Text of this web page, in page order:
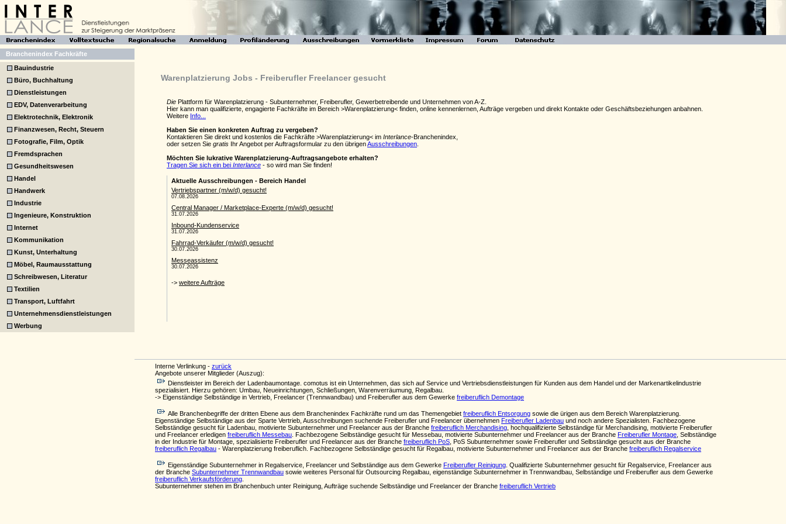
Branchenindex Fachkräfte
Bauindustrie
Büro, Buchhaltung
Dienstleistungen
EDV, Datenverarbeitung
Elektrotechnik, Elektronik
Finanzwesen, Recht, Steuern
Fotografie, Film, Optik
Fremdsprachen
Gesundheitswesen
Handel
Handwerk
Industrie
Ingenieure, Konstruktion
Internet
Kommunikation
Kunst, Unterhaltung
Möbel, Raumausstattung
Schreibwesen, Literatur
Textilien
Transport, Luftfahrt
Unternehmensdienstleistungen
Werbung
Warenplatzierung Jobs - Freiberufler Freelancer gesucht
Die Plattform für Warenplatzierung - Subunternehmer, Freiberufler, Gewerbetreibende und Unternehmen von A-Z.
Hier kann man qualifizierte, engagierte Fachkräfte im Bereich >Warenplatzierung< finden, online kennenlernen, Aufträge vergeben und direkt Kontakte oder Geschäftsbeziehungen anbahnen.
Weitere Info...
Haben Sie einen konkreten Auftrag zu vergeben?
Kontaktieren Sie direkt und kostenlos die Fachkräfte >Warenplatzierung< im Interlance-Branchenindex,
oder setzen Sie gratis Ihr Angebot per Auftragsformular zu den übrigenAusschreibungen
Möchten Sie lukrative Warenplatzierung-Auftragsangebote erhalten?
Tragen Sie sich ein bei Interlance - so wird man Sie finden!
Interne Verlinkung - zurück
Angebote unserer Mitglieder (Auszug):
Dienstleister im Bereich der Ladenbaumontage. comotus ist ein Unternehmen, das sich auf Service und Vertriebsdienstleistungen für Kunden aus dem Handel und der Markenartikelindustrie
spezialisiert. Hierzu gehören: Umbau, Neueinrichtungen, Schließungen, Warenverräumung, Regalbau.
-> Eigenständige Selbständige in Vertrieb, Freelancer (Trennwandbau) und Freiberufler aus dem Gewerke freiberuflich Demontage
Alle Branchenbegriffe der dritten Ebene aus dem Branchenindex Fachkräfte rund um das Themengebiet freiberuflich Entsorgung sowie die ürigen aus dem Bereich Warenplatzierung.
Eigenständige Selbständige aus der Sparte Vertrieb, Ausschreibungen suchende Freiberufler und Freelancer übernehmen Freiberufler Ladenbau und noch andere Spezialisten. Fachbezogene
Selbständige gesucht für Ladenbau, motivierte Subunternehmer und Freelancer aus der Branche freiberuflich Merchandising , hochqualifizierte Selbständige für Merchandising, motivierte Freiberufler
und Freelancer erledigen freiberuflich Messebau . Fachbezogene Selbständige gesucht für Messebau, motivierte Subunternehmer und Freelancer aus der Branche Freiberufler Montage , Selbständige
in der Industrie für Montage, spezialisierte Freiberufler und Freelancer aus der Branche freiberuflich PoS , PoS Subunternehmer sowie Freiberufler und Selbständige gesucht aus der Branche
freiberuflich Regalbau - Warenplatzierung freiberuflich. Fachbezogene Selbständige gesucht für Regalbau, motivierte Subunternehmer und Freelancer aus der Branche freiberuflich Regalservice
Eigenständige Subunternehmer in Regalservice, Freelancer und Selbständige aus dem Gewerke Freiberufler Reinigung . Qualifizierte Subunternehmer gesucht für Regalservice, Freelancer aus
der Branche Subunternehmer Trennwandbau sowie weiteres Personal für Outsourcing Regalbau, eigenständige Subunternehmer in Trennwandbau, Selbständige und Freiberufler aus dem Gewerke
freiberuflich Verkaufsförderung
Subunternehmer stehen im Branchenbuch unter Reinigung, Aufträge suchende Selbständige und Freelancer der Branche freiberuflich Vertrieb